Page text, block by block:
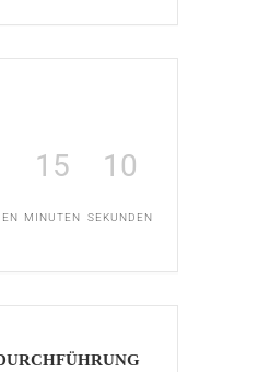
15
MINUTEN
10
SEKUNDEN